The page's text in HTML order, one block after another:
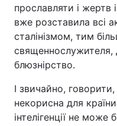
прославляти і жертв
вже розставила всі
сталінізмом, тим
священнослужителя,
блюзнірство.
І звичайно, говорити,
некорисна для
інтелігенції не